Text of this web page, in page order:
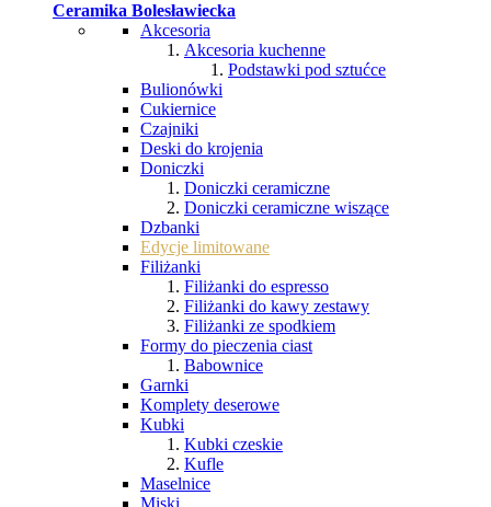
Ceramika Bolesławiecka
Akcesoria
Akcesoria kuchenne
Podstawki pod sztućce
Bulionówki
Cukiernice
Czajniki
Deski do krojenia
Doniczki
Doniczki ceramiczne
Doniczki ceramiczne wiszące
Dzbanki
Edycje limitowane
Filiżanki
Filiżanki do espresso
Filiżanki do kawy zestawy
Filiżanki ze spodkiem
Formy do pieczenia ciast
Babownice
Garnki
Komplety deserowe
Kubki
Kubki czeskie
Kufle
Maselnice
Miski